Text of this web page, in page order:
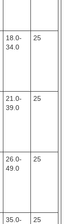
18.0-
34.0
25
21.0-
39.0
25
26.0-
49.0
25
35.0-
25